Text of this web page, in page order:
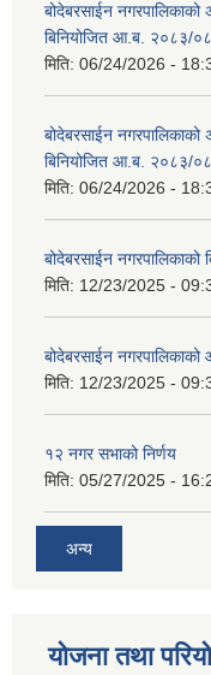
बोदेबरसाईन
बिनियोजित आ.ब. २०८३/
मिति: 06/24/2026 -
बोदेबरसाईन
बिनियोजित आ.ब. २०८३/
मिति: 06/24/2026 -
बोदेबरसाईन
मिति: 12/23/2025 -
बोदेबरसाईन
मिति: 12/23/2025 -
१२ नगर सभाको निर्णय
मिति: 05/27/2025 -
अन्य
योजना तथा